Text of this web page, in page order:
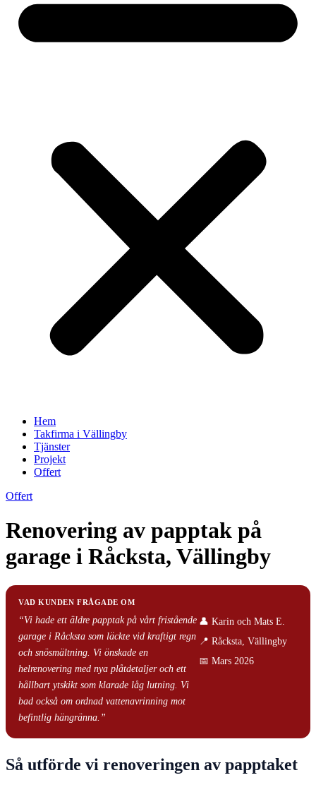
Hem
Takfirma i Vällingby
Tjänster
Projekt
Offert
Offert
Renovering av papptak på
garage i Råcksta, Vällingby
VAD KUNDEN FRÅGADE OM
“Vi hade ett äldre papptak på vårt fristående
garage i Råcksta som läckte vid kraftigt regn
och snösmältning. Vi önskade en
helrenovering med nya plåtdetaljer och ett
hållbart ytskikt som klarade låg lutning. Vi
bad också om ordnad vattenavrinning mot
befintlig hängränna.”
👤 Karin och Mats E.
📍 Råcksta, Vällingby
📅 Mars 2026
Så utförde vi renoveringen av papptaket